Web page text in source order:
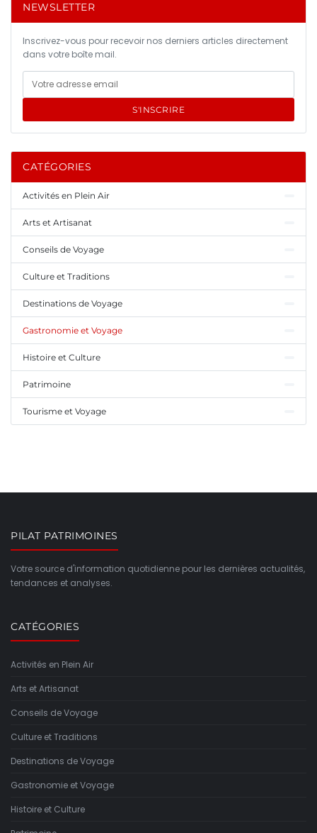
NEWSLETTER
Inscrivez-vous pour recevoir nos derniers articles directement
dans votre boîte mail.
S'INSCRIRE
CATÉGORIES
Activités en Plein Air
Arts et Artisanat
Conseils de Voyage
Culture et Traditions
Destinations de Voyage
Gastronomie et Voyage
Histoire et Culture
Patrimoine
Tourisme et Voyage
PILAT PATRIMOINES
Votre source d'information quotidienne pour les dernières actualités,
tendances et analyses.
CATÉGORIES
Activités en Plein Air
Arts et Artisanat
Conseils de Voyage
Culture et Traditions
Destinations de Voyage
Gastronomie et Voyage
Histoire et Culture